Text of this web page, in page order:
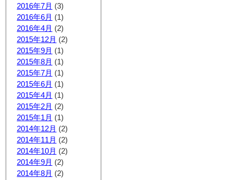
2016年7月 (3)
2016年6月 (1)
2016年4月 (2)
2015年12月 (2)
2015年9月 (1)
2015年8月 (1)
2015年7月 (1)
2015年6月 (1)
2015年4月 (1)
2015年2月 (2)
2015年1月 (1)
2014年12月 (2)
2014年11月 (2)
2014年10月 (2)
2014年9月 (2)
2014年8月 (2)